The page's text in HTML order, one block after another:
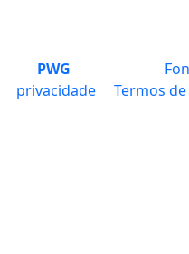
PWG
privacidade
Termos